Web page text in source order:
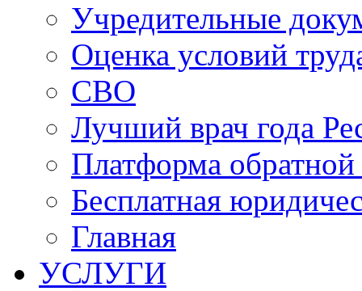
Учредительные
Оценка условий
СВО
Лучший врач года
Платформа
Бесплатная
Главная
УСЛУГИ